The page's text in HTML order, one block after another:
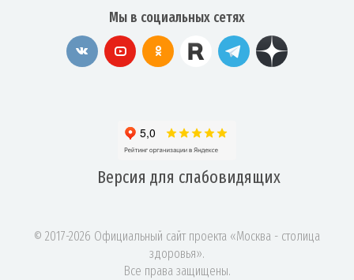
Мы в социальных сетях
Версия для слабовидящих
© 2017-2026 Официальный сайт проекта «Москва - столица
здоровья».
Все права защищены.